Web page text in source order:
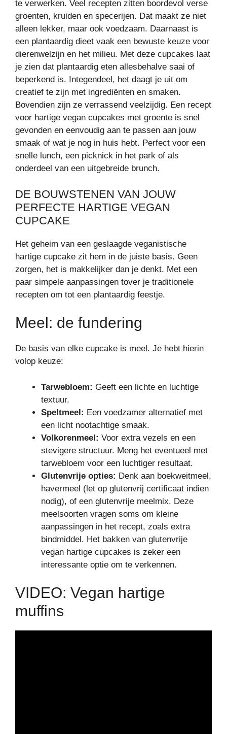
te verwerken. Veel recepten zitten boordevol verse
groenten, kruiden en specerijen. Dat maakt ze niet
alleen lekker, maar ook voedzaam. Daarnaast is
een plantaardig dieet vaak een bewuste keuze voor
dierenwelzijn en het milieu. Met deze cupcakes laat
je zien dat plantaardig eten allesbehalve saai of
beperkend is. Integendeel, het daagt je uit om
creatief te zijn met ingrediënten en smaken.
Bovendien zijn ze verrassend veelzijdig. Een recept
voor hartige vegan cupcakes met groente is snel
gevonden en eenvoudig aan te passen aan jouw
smaak of wat je nog in huis hebt. Perfect voor een
snelle lunch, een picknick in het park of als
onderdeel van een uitgebreide brunch.
DE BOUWSTENEN VAN JOUW
PERFECTE HARTIGE VEGAN
CUPCAKE
Het geheim van een geslaagde veganistische
hartige cupcake zit hem in de juiste basis. Geen
zorgen, het is makkelijker dan je denkt. Met een
paar simpele aanpassingen tover je traditionele
recepten om tot een plantaardig feestje.
Meel: de fundering
De basis van elke cupcake is meel. Je hebt hierin
volop keuze:
Tarwebloem: Geeft een lichte en luchtige
textuur.
Speltmeel: Een voedzamer alternatief met
een licht nootachtige smaak.
Volkorenmeel: Voor extra vezels en een
stevigere structuur. Meng het eventueel met
tarwebloem voor een luchtiger resultaat.
Glutenvrije opties: Denk aan boekweitmeel,
havermeel (let op glutenvrij certificaat indien
nodig), of een glutenvrije meelmix. Deze
meelsoorten vragen soms om kleine
aanpassingen in het recept, zoals extra
bindmiddel. Het bakken van glutenvrije
vegan hartige cupcakes is zeker een
interessante optie om te verkennen.
VIDEO: Vegan hartige
muffins